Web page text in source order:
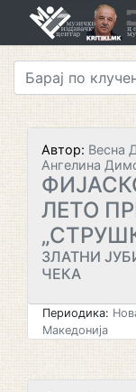
Автор: Весна
Ангелина
ЛЕТО
ЗЛАТНИ
ЧЕКА
Периодика:
Македонија